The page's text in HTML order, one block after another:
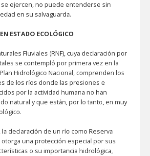
ejercen, no puede entenderse sin
en su salvaguarda.
ESTADO ECOLÓGICO
Fluviales (RNF), cuya declaración por
se contempló por primera vez en la
Hidrológico Nacional, comprenden los
de los ríos donde las presiones e
por la actividad humana no han
natural y que están, por lo tanto, en muy
declaración de un río como Reserva
otorga una protección especial por sus
o su importancia hidrológica,